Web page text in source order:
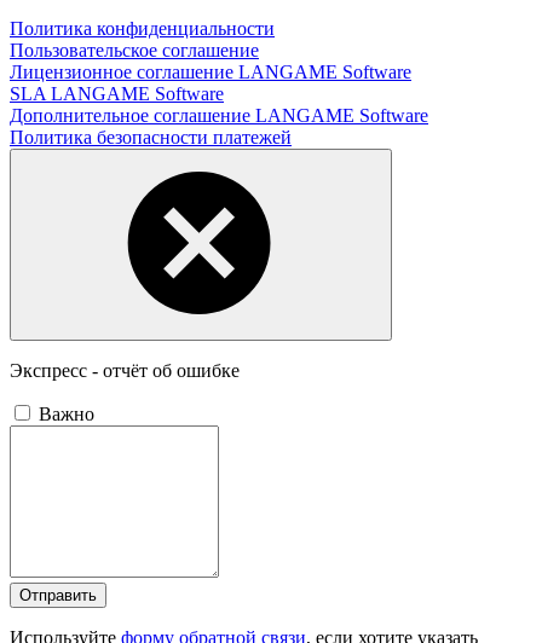
Политика конфиденциальности
Пользовательское соглашение
Лицензионное соглашение LANGAME Software
SLA LANGAME Software
Дополнительное соглашение LANGAME Software
Политика безопасности платежей
Экспресс - отчёт об ошибке
Важно
Отправить
Используйте форму обратной связи, если хотите указать